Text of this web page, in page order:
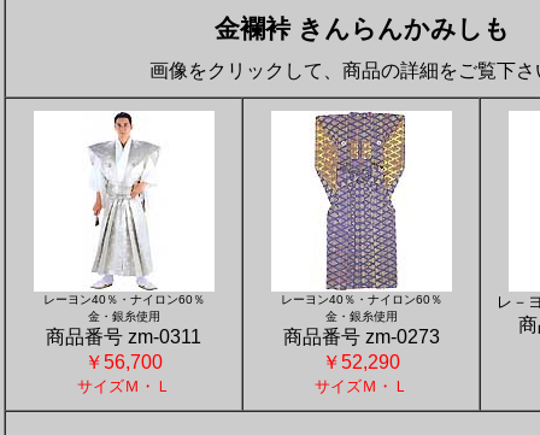
金襴裃 きんらんかみしも
画像をクリックして、商品の詳細をご覧下さ
レーヨン40％・ナイロン60％
金・銀糸使用
商品番号 zm-0311
￥56,700
サイズＭ・Ｌ
レーヨン40％・ナイロン60％
金・銀糸使用
商品番号 zm-0273
￥52,290
サイズＭ・Ｌ
レ－